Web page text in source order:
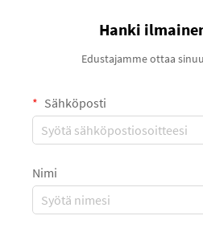
Hanki
Edustajamme ottaa
Sähköposti
Nimi